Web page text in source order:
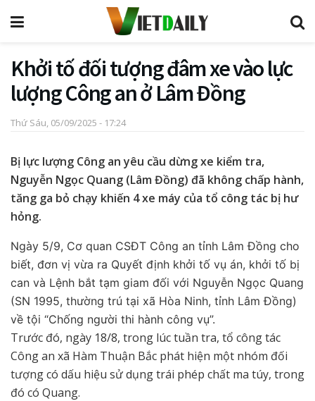
Khởi tố đối tượng đâm xe vào lực
lượng Công an ở Lâm Đồng
Thứ Sáu, 05/09/2025 - 17:24
Bị lực lượng Công an yêu cầu dừng xe kiểm tra,
Nguyễn Ngọc Quang (Lâm Đồng) đã không chấp hành,
tăng ga bỏ chạy khiến 4 xe máy của tổ công tác bị hư
hỏng.
Ngày 5/9, Cơ quan CSĐT Công an tỉnh Lâm Đồng cho
biết, đơn vị vừa ra Quyết định khởi tố vụ án, khởi tố bị
can và Lệnh bắt tạm giam đối với Nguyễn Ngọc Quang
(SN 1995, thường trú tại xã Hòa Ninh, tỉnh Lâm Đồng)
về tội “Chống người thi hành công vụ”.
Trước đó, ngày 18/8, trong lúc tuần tra, tổ công tác
Công an xã Hàm Thuận Bắc phát hiện một nhóm đối
tượng có dấu hiệu sử dụng trái phép chất ma túy, trong
đó có Quang.